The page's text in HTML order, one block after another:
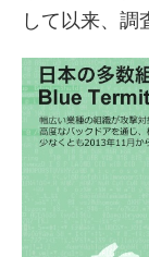
して以来、調